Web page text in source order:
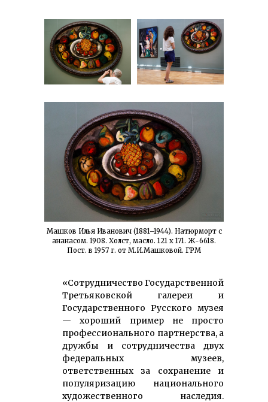
Машков Илья Иванович (1881–1944). Натюрморт с
ананасом. 1908. Холст, масло. 121 x 171. Ж-6618.
Пост. в 1957 г. от М.И.Машковой. ГРМ
«Сотрудничество Государственной
Третьяковской галереи и
Государственного Русского музея
— хороший пример не просто
профессионального партнерства, а
дружбы и сотрудничества двух
федеральных музеев,
ответственных за сохранение и
популяризацию национального
художественного наследия.